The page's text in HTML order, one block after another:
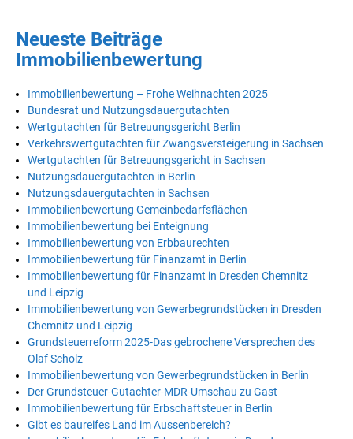
Neueste Beiträge
Immobilienbewertung
Immobilienbewertung – Frohe Weihnachten 2025
Bundesrat und Nutzungsdauergutachten
Wertgutachten für Betreuungsgericht Berlin
Verkehrswertgutachten für Zwangsversteigerung in Sachsen
Wertgutachten für Betreuungsgericht in Sachsen
Nutzungsdauergutachten in Berlin
Nutzungsdauergutachten in Sachsen
Immobilienbewertung Gemeinbedarfsflächen
Immobilienbewertung bei Enteignung
Immobilienbewertung von Erbbaurechten
Immobilienbewertung für Finanzamt in Berlin
Immobilienbewertung für Finanzamt in Dresden Chemnitz
und Leipzig
Immobilienbewertung von Gewerbegrundstücken in Dresden
Chemnitz und Leipzig
Grundsteuerreform 2025-Das gebrochene Versprechen des
Olaf Scholz
Immobilienbewertung von Gewerbegrundstücken in Berlin
Der Grundsteuer-Gutachter-MDR-Umschau zu Gast
Immobilienbewertung für Erbschaftsteuer in Berlin
Gibt es baureifes Land im Aussenbereich?